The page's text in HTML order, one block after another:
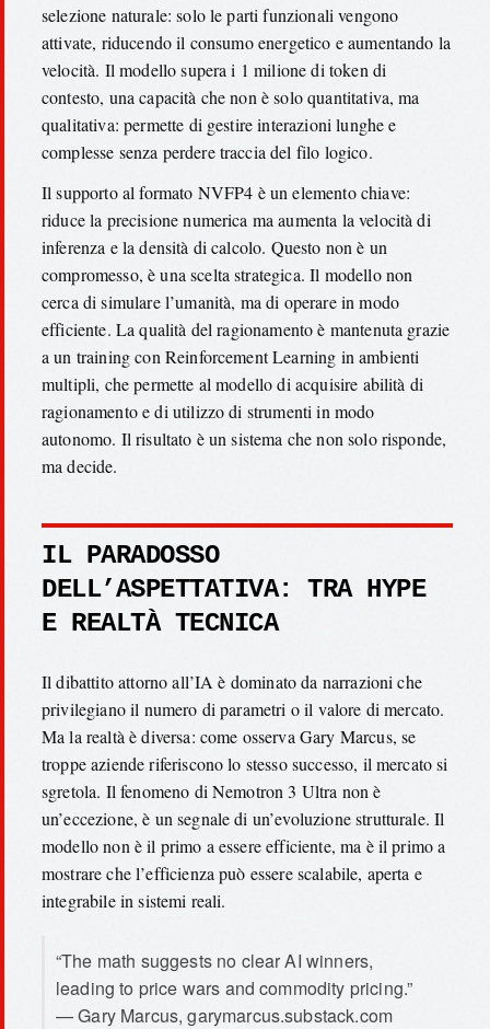
selezione naturale: solo le parti funzionali vengono
attivate, riducendo il consumo energetico e aumentando la
velocità. Il modello supera i 1 milione di token di
contesto, una capacità che non è solo quantitativa, ma
qualitativa: permette di gestire interazioni lunghe e
complesse senza perdere traccia del filo logico.
Il supporto al formato NVFP4 è un elemento chiave:
riduce la precisione numerica ma aumenta la velocità di
inferenza e la densità di calcolo. Questo non è un
compromesso, è una scelta strategica. Il modello non
cerca di simulare l’umanità, ma di operare in modo
efficiente. La qualità del ragionamento è mantenuta grazie
a un training con Reinforcement Learning in ambienti
multipli, che permette al modello di acquisire abilità di
ragionamento e di utilizzo di strumenti in modo
autonomo. Il risultato è un sistema che non solo risponde,
ma decide.
IL PARADOSSO
DELL’ASPETTATIVA: TRA HYPE
E REALTÀ TECNICA
Il dibattito attorno all’IA è dominato da narrazioni che
privilegiano il numero di parametri o il valore di mercato.
Ma la realtà è diversa: come osserva Gary Marcus, se
troppe aziende riferiscono lo stesso successo, il mercato si
sgretola. Il fenomeno di Nemotron 3 Ultra non è
un’eccezione, è un segnale di un’evoluzione strutturale. Il
modello non è il primo a essere efficiente, ma è il primo a
mostrare che l’efficienza può essere scalabile, aperta e
integrabile in sistemi reali.
“The math suggests no clear AI winners,
leading to price wars and commodity pricing.”
— Gary Marcus, garymarcus.substack.com